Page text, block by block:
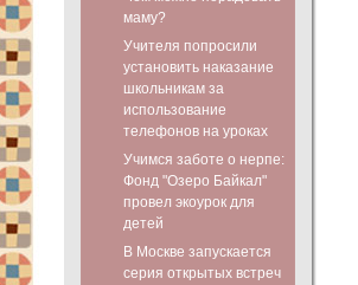
маму?
Учителя попросили
установить наказание
школьникам за
использование
телефонов на уроках
Учимся заботе о нерпе:
Фонд "Озеро Байкал"
провел экоурок для
детей
В Москве запускается
серия открытых встреч